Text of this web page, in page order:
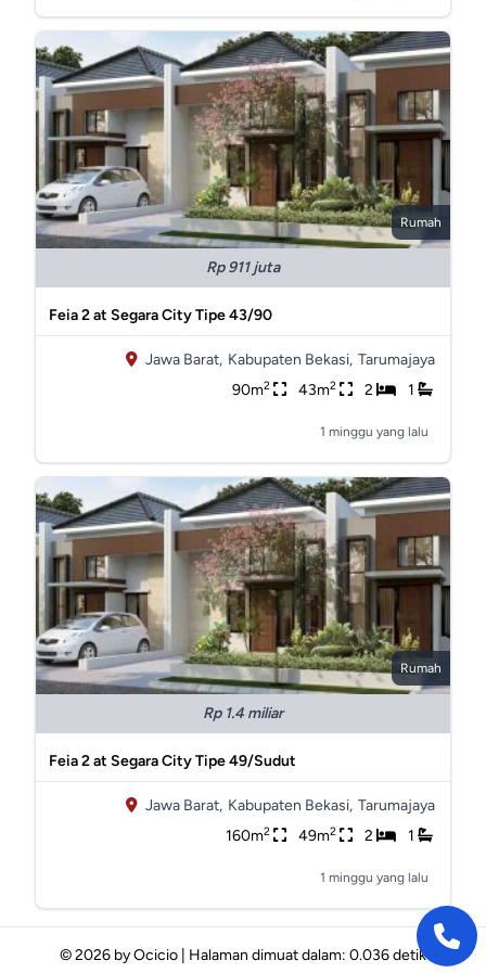
Rumah
Rp 911 juta
Feia 2 at Segara City Tipe 43/90
Jawa Barat, Kabupaten Bekasi, Tarumajaya
90m2 43m2 2 1
1 minggu yang lalu
Rumah
Rp 1.4 miliar
Feia 2 at Segara City Tipe 49/Sudut
Jawa Barat, Kabupaten Bekasi, Tarumajaya
160m2 49m2 2 1
1 minggu yang lalu
© 2026 byOcicio Halaman dimuat dalam: 0.036 detik